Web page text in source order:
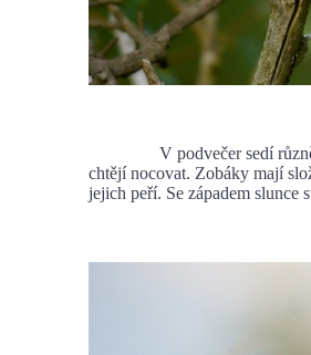
V podvečer sedí různě po
chtějí nocovat. Zobáky mají
jejich peří. Se západem slunce